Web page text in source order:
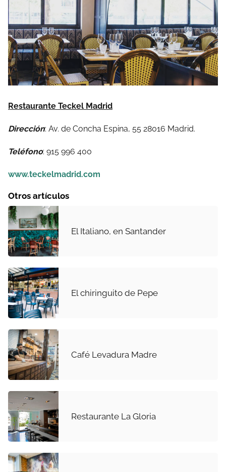
Restaurante Teckel Madrid
Dirección: Av. de Concha Espina, 55 28016 Madrid.
Teléfono: 915 996 400
www.teckelmadrid.com
Otros artículos
El Italiano, en Santander
El chiringuito de Pepe
Café Levadura Madre
Restaurante La Gloria